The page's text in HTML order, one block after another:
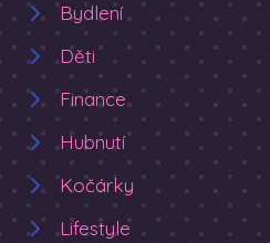
Bydlení
Děti
Finance
Hubnutí
Kočárky
Lifestyle